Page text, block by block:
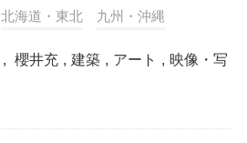
北海道・東北 九州・沖縄
, 櫻井充 , 建築 , アート , 映像・写